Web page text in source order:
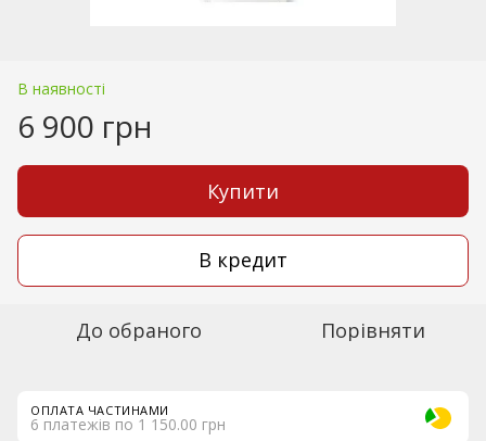
В наявності
6 900 грн
Купити
В кредит
До обраного Порівняти
ОПЛАТА ЧАСТИНАМИ
6 платежів по 1 150.00 грн